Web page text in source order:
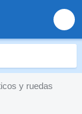
y ruedas